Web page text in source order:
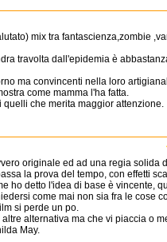
mix tra fantascienza,zombie
travolta dall'epidemia è
ma convincenti nella loro
come mamma l'ha fatta.
che merita maggior attenzione.
originale ed ad una regia solida
la prova del tempo, con effetti
ho detto l'idea di base è vincente,
come mai non sia fra le cose
si perde un po.
alternativa ma che vi piaccia o
May.